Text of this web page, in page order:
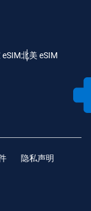
eSIM北美 eSIM
隐私声明